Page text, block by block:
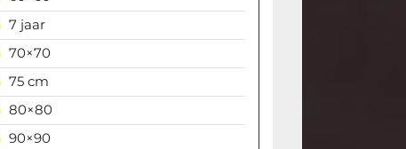
7 jaar
70×70
75 cm
80×80
90×90